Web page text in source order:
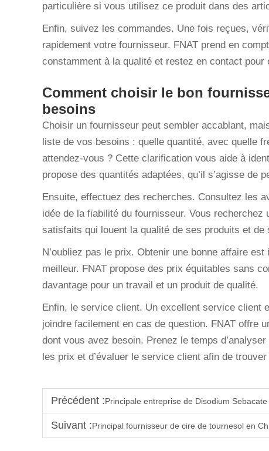
particulière si vous utilisez ce produit dans des
Enfin, suivez les commandes. Une fois reçues,
rapidement votre fournisseur. FNAT prend en
constamment à la qualité et restez en contact
Comment choisir le bon
besoins
Choisir un fournisseur peut sembler accablant,
liste de vos besoins : quelle quantité, avec quelle
attendez-vous ? Cette clarification vous aide à
propose des quantités adaptées, qu’il s’agisse de
Ensuite, effectuez des recherches. Consultez les
idée de la fiabilité du fournisseur. Vous
satisfaits qui louent la qualité de ses produits et
N’oubliez pas le prix. Obtenir une bonne affaire
meilleur. FNAT propose des prix équitables sans
davantage pour un travail et un produit de qualité.
Enfin, le service client. Un excellent service client
joindre facilement en cas de question. FNAT offre
dont vous avez besoin. Prenez le temps
les prix et d’évaluer le service client afin de
Précédent :Principale entreprise de Disodium
Suivant :Principal fournisseur de cire de tournesol en